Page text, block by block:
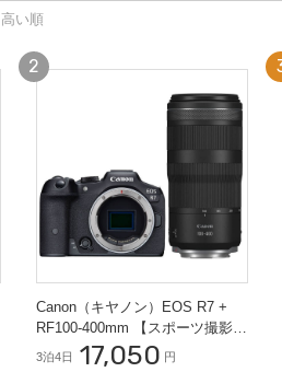
高い順
Canon（キヤノン）EOS R7 +
RF100-400mm 【スポーツ撮影セ
ット】ミラーレス一眼
3泊4日 17,050 円